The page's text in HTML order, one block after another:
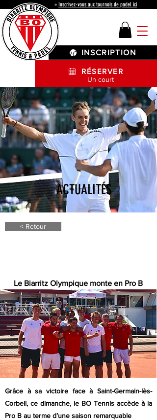
RÉSERVER
INSCRIPTION
Un court
» Inscrivez-vous aux tournois de padel ici
ACTUALITÉS
< Retour
Le Biarritz Olympique monte en Pro B
Grâce à sa victoire face à Saint-Germain-lès-
Corbeil, ce dimanche, le BO Tennis accède à la
Pro B au terme d’une saison remarquable